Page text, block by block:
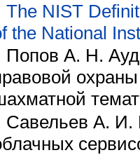
The NIST
the National
Попов А. Н.
Савельев А. И.